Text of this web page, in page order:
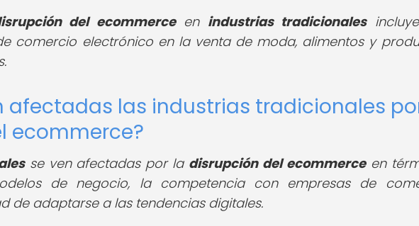
del ecommerceen industrias tradicionales
comercio electrónico en la venta de moda, alimentos y
afectadas las industrias tradicionales
ecommerce?
se ven afectadas por la disrupción del ecommerceen
de negocio, la competencia con empresas de
de adaptarse a las tendencias digitales.